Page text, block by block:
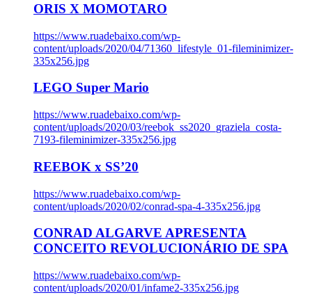
ORIS X MOMOTARO
https://www.ruadebaixo.com/wp-
content/uploads/2020/04/71360_lifestyle_01-fileminimizer-
335x256.jpg
LEGO Super Mario
https://www.ruadebaixo.com/wp-
content/uploads/2020/03/reebok_ss2020_graziela_costa-
7193-fileminimizer-335x256.jpg
REEBOK x SS’20
https://www.ruadebaixo.com/wp-
content/uploads/2020/02/conrad-spa-4-335x256.jpg
CONRAD ALGARVE APRESENTA
CONCEITO REVOLUCIONÁRIO DE SPA
https://www.ruadebaixo.com/wp-
content/uploads/2020/01/infame2-335x256.jpg